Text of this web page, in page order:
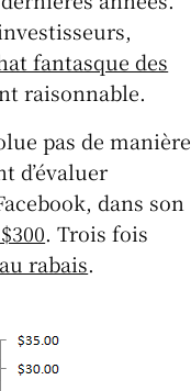
fantasque des
raisonnable.
pas de manière
d’évaluer
dans son
. Trois fois
rabais.